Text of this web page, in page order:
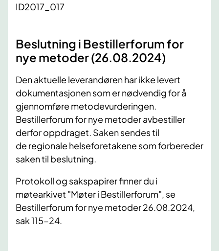
ID2017_017
Beslutning i Bestillerforum for
nye metoder (26.08.2024)
​Den aktuelle leverandøren har ikke levert
dokumentasjonen som er nødvendig for å
gjennomføre metodevurderingen.
Bestillerforum for nye metoder avbestiller
derfor oppdraget. Saken sendes til
de regionale helseforetakene som forbereder
saken til beslutning.
Protokoll og sakspapirer finner du i
møtearkivet "Møter i Bestillerforum", se
Bestillerforum for nye metoder 26.08.2024,
sak 115-24.